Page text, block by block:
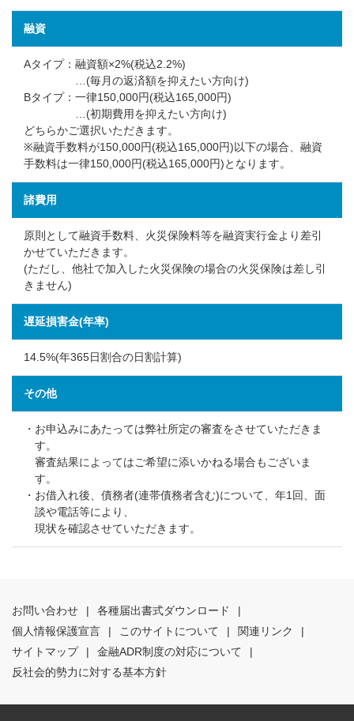
融資
Aタイプ： 融資額×2%(税込2.2%)
…(毎月の返済額を抑えたい方向け)
Bタイプ： 一律150,000円(税込165,000円)
…(初期費用を抑えたい方向け)
どちらかご選択いただきます。
※融資手数料が150,000円(税込165,000円)以下の場合、融資
手数料は一律150,000円(税込165,000円)となります。
諸費用
原則として融資手数料、火災保険料等を融資実行金より差引
かせていただきます。
(ただし、他社で加入した火災保険の場合の火災保険は差し引
きません)
遅延損害金(年率)
14.5%(年365日割合の日割計算)
その他
・お申込みにあたっては弊社所定の審査をさせていただきま
す。
審査結果によってはご希望に添いかねる場合もございま
す。
・お借入れ後、債務者(連帯債務者含む)について、年1回、面
談や電話等により、
現状を確認させていただきます。
お問い合わせ | 各種届出書式ダウンロード
|
個人情報保護宣言
| このサイトについて | 関連リンク
|
サイトマップ
| 金融ADR制度の対応について
|
反社会的勢力に対する基本方針